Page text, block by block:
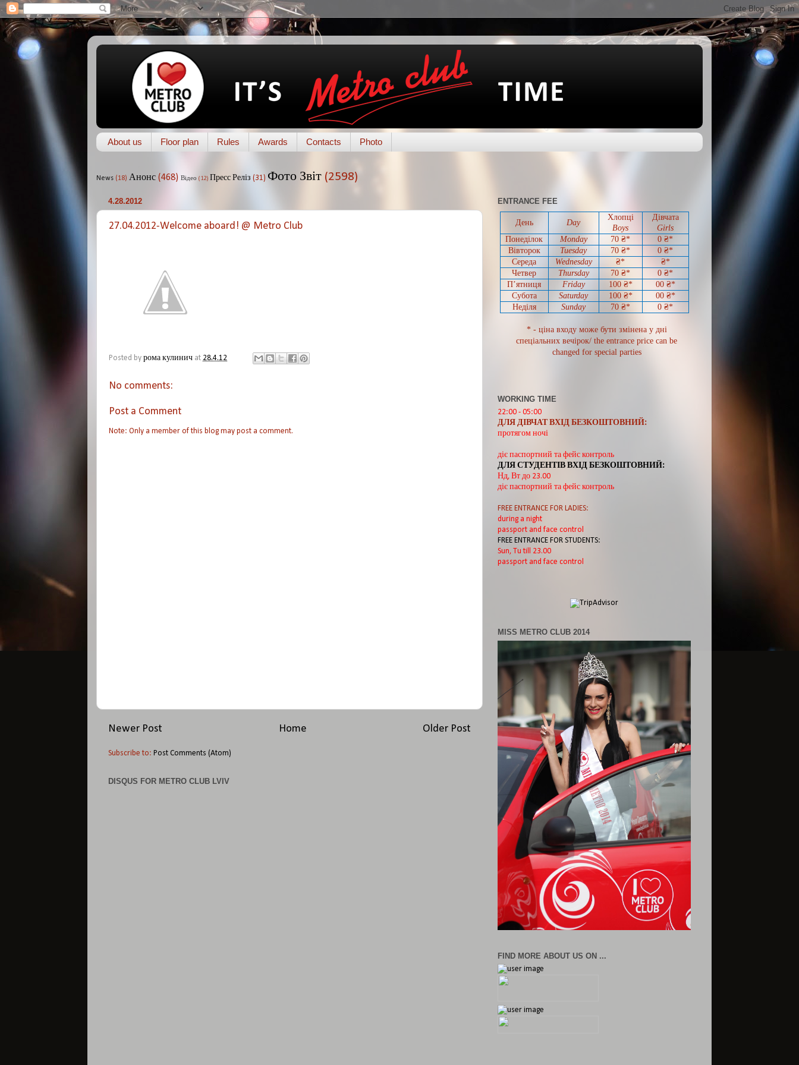
About us Floor plan Rules Awards Contacts Photo
News (18) Анонс (468) Відео (12) Пресс Реліз (31) Фото Звіт (2598)
4.28.2012
27.04.2012-Welcome aboard! @ Metro Club
Posted by рома кулинич at 28.4.12
No comments:
Post a Comment
Note: Only a member of this blog may post a comment.
Newer Post Older Post
Home
Subscribe to: Post Comments (Atom)
DISQUS FOR METRO CLUB LVIV
ENTRANCE FEE
День Day
Хлопці
Boys
Дівчата
Girls
Понеділок
Monday 70 ₴* 0 ₴*
Вівторок
Tuesday 70 ₴* 0 ₴*
Середа
Wednesday ₴*
₴*
Четвер
Thursday 70 ₴* 0 ₴*
П’ятниця
Friday 100 ₴* 00₴*
Субота
Saturday 100 ₴* 00₴*
Неділя
Sunday 70 ₴* 0 ₴*
* - ціна входу може бути змінена у дні
спеціальних вечірок/ the entrance price can be
changed for special parties
WORKING TIME
22:00 - 05:00
ДЛЯ ДІВЧАТ ВХІД БЕЗКОШТОВНИЙ:
протягом ночі
діє паспортний та фейс контроль
ДЛЯ СТУДЕНТІВ ВХІД БЕЗКОШТОВНИЙ:
Нд, Вт до 23.00
діє паспортний та фейс контроль
FREE ENTRANCE FOR LADIES:
during a night
passport and face control
FREE ENTRANCE FOR STUDENTS:
Sun, Tu till 23.00
passport and face control
MISS METRO CLUB 2014
FIND MORE ABOUT US ON ...